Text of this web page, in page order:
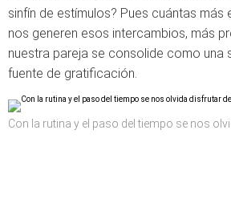
sinfín de estímulos? Pues cuántas
nos generen esos intercambios, más
nuestra pareja se consolide como una
fuente de gratificación.
Con la rutina y el paso del tiempo se nos